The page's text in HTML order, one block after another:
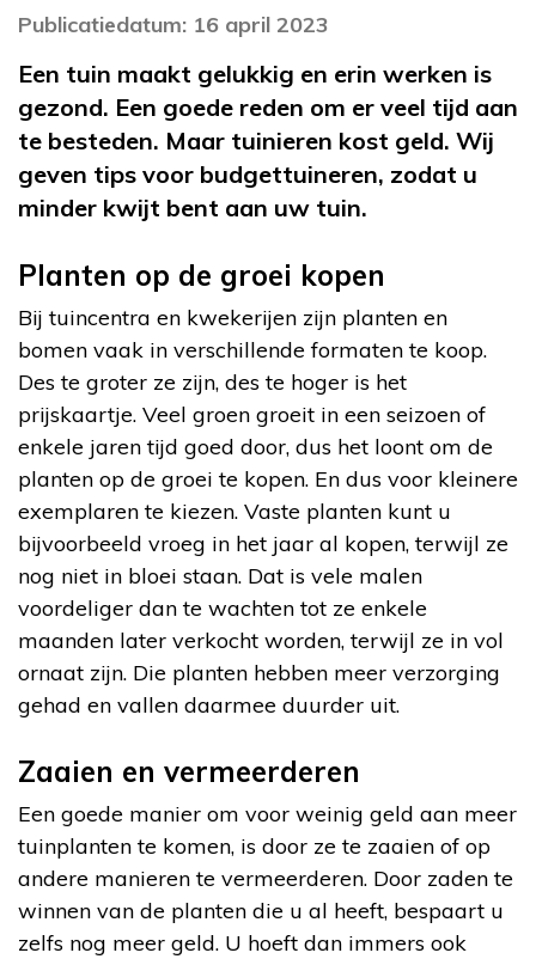
Publicatiedatum: 16 april 2023
Een tuin maakt gelukkig en erin werken is
gezond. Een goede reden om er veel tijd aan
te besteden. Maar tuinieren kost geld. Wij
geven tips voor budgettuineren, zodat u
minder kwijt bent aan uw tuin.
Planten op de groei kopen
Bij tuincentra en kwekerijen zijn planten en
bomen vaak in verschillende formaten te koop.
Des te groter ze zijn, des te hoger is het
prijskaartje. Veel groen groeit in een seizoen of
enkele jaren tijd goed door, dus het loont om de
planten op de groei te kopen. En dus voor kleinere
exemplaren te kiezen. Vaste planten kunt u
bijvoorbeeld vroeg in het jaar al kopen, terwijl ze
nog niet in bloei staan. Dat is vele malen
voordeliger dan te wachten tot ze enkele
maanden later verkocht worden, terwijl ze in vol
ornaat zijn. Die planten hebben meer verzorging
gehad en vallen daarmee duurder uit.
Zaaien en vermeerderen
Een goede manier om voor weinig geld aan meer
tuinplanten te komen, is door ze te zaaien of op
andere manieren te vermeerderen. Door zaden te
winnen van de planten die u al heeft, bespaart u
zelfs nog meer geld. U hoeft dan immers ook